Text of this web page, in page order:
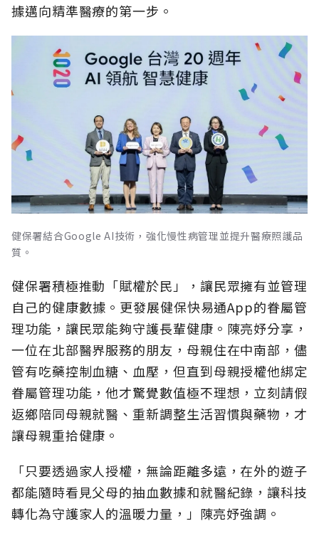
據邁向精準醫療的第一步。
健保署結合Google AI技術，強化慢性病管理並提升醫療照護品
質。
健保署積極推動「賦權於民」，讓民眾擁有並管理
自己的健康數據。更發展健保快易通App的眷屬管
理功能，讓民眾能夠守護長輩健康。陳亮妤分享，
一位在北部醫界服務的朋友，母親住在中南部，儘
管有吃藥控制血糖、血壓，但直到母親授權他綁定
眷屬管理功能，他才驚覺數值極不理想，立刻請假
返鄉陪同母親就醫、重新調整生活習慣與藥物，才
讓母親重拾健康。
「只要透過家人授權，無論距離多遠，在外的遊子
都能隨時看見父母的抽血數據和就醫紀錄，讓科技
轉化為守護家人的溫暖力量，」陳亮妤強調。